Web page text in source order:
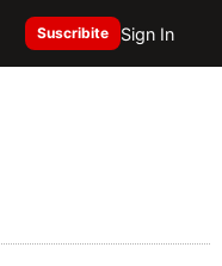
Suscribite Sign In